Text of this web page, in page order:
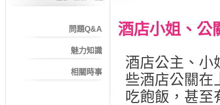
問題Q&A
魅力知識
相關時事
酒店小姐、公
酒店公主、小
些酒店公關在
吃飽飯，甚至